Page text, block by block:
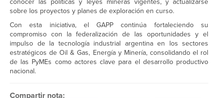
sobre los proyectos y planes de exploración en curso.
Con esta iniciativa, el GAPP continúa fortaleciendo su
compromiso con la federalización de las oportunidades y el
impulso de la tecnología industrial argentina en los sectores
estratégicos de Oil & Gas, Energía y Minería, consolidando el rol
de las PyMEs como actores clave para el desarrollo productivo
nacional.
Compartir nota: